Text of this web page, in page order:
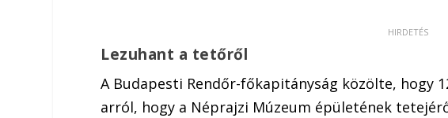
Lezuhant a tetőről
A Budapesti Rendőr-főkapitányság közölte, hogy
arról, hogy a Néprajzi Múzeum épületének